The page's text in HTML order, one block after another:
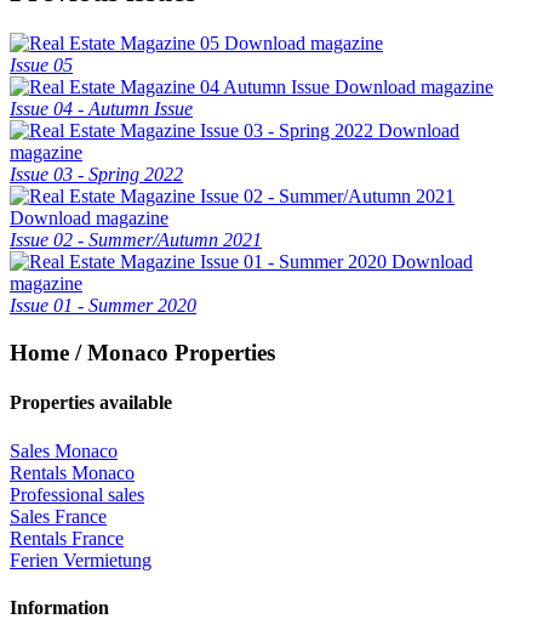
Download magazine
Issue 05
Download magazine
Issue 04 - Autumn Issue
Download
magazine
Issue 03 - Spring 2022
Download magazine
Issue 02 - Summer/Autumn 2021
Download
magazine
Issue 01 - Summer 2020
Home / Monaco Properties
Properties available
Sales Monaco
Rentals Monaco
Professional sales
Sales France
Rentals France
Ferien Vermietung
Information